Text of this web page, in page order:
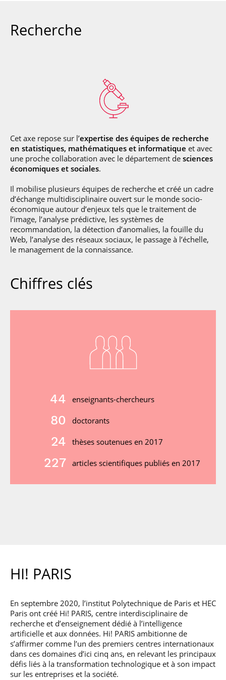
Recherche
Cet axe repose sur l’expertise des équipes de recherche
en statistiques, mathématiques et informatique et avec
une proche collaboration avec le département de sciences
économiques et sociales.
Il mobilise plusieurs équipes de recherche et créé un cadre
d’échange multidisciplinaire ouvert sur le monde socio-
économique autour d’enjeux tels que le traitement de
l’image, l’analyse prédictive, les systèmes de
recommandation, la détection d’anomalies, la fouille du
Web, l’analyse des réseaux sociaux, le passage à l’échelle,
le management de la connaissance.
Chiffres clés
44 enseignants-chercheurs
80 doctorants
24 thèses soutenues en 2017
227 articles scientifiques publiés en 2017
HI! PARIS
En septembre 2020, l’institut Polytechnique de Paris et HEC
Paris ont créé Hi! PARIS, centre interdisciplinaire de
recherche et d’enseignement dédié à l’intelligence
artificielle et aux données. Hi! PARIS ambitionne de
s’affirmer comme l’un des premiers centres internationaux
dans ces domaines d’ici cinq ans, en relevant les principaux
défis liés à la transformation technologique et à son impact
sur les entreprises et la société.